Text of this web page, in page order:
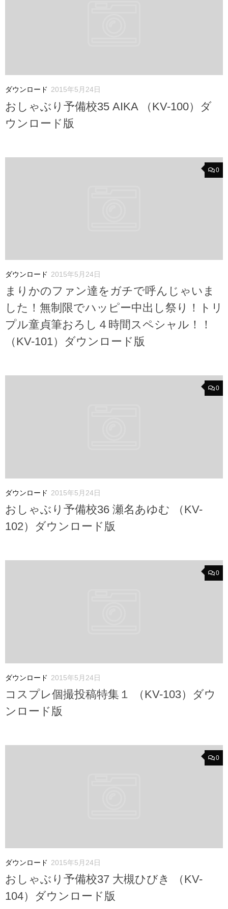
ダウンロード 2015年5月24日
おしゃぶり予備校35 AIKA （KV-100）ダ
ウンロード版
0
ダウンロード 2015年5月24日
まりかのファン達をガチで呼んじゃいま
した！無制限でハッピー中出し祭り！トリ
プル童貞筆おろし４時間スペシャル！！
（KV-101）ダウンロード版
0
ダウンロード 2015年5月24日
おしゃぶり予備校36 瀬名あゆむ （KV-
102）ダウンロード版
0
ダウンロード 2015年5月24日
コスプレ個撮投稿特集１ （KV-103）ダウ
ンロード版
0
ダウンロード 2015年5月24日
おしゃぶり予備校37 大槻ひびき （KV-
104）ダウンロード版